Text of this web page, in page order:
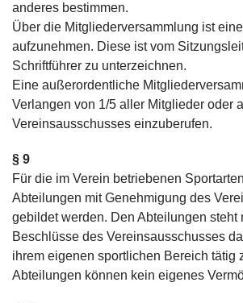
anderes bestimmen.
Über die Mitgliederversammlung ist
aufzunehmen. Diese ist vom
Schriftführer zu unterzeichnen.
Eine außerordentliche
Verlangen von 1/5 aller Mitglieder oder
Vereinsausschusses einzuberufen.
§ 9
Für die im Verein betriebenen
Abteilungen mit Genehmigung des
gebildet werden. Den Abteilungen steht
Beschlüsse des Vereinsausschusses
ihrem eigenen sportlichen Bereich tätig
Abteilungen können kein eigenes